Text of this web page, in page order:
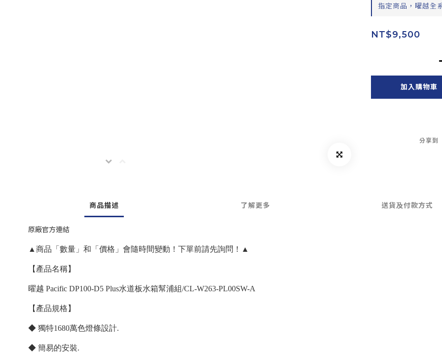
指定商品，曜越全
NT$9,500
加入購物車
分享到
商品描述 了解更多 送貨及付款方式
原廠官方連結
▲商品「數量」和「價格」會隨時間變動！下單前請先詢問！▲
【產品名稱】
曜越 Pacific DP100-D5 Plus水道板水箱幫浦組/CL-W263-PL00SW-A
【產品規格】
◆ 獨特1680萬色燈條設計.
◆ 簡易的安裝.